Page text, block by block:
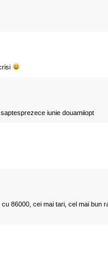
iunie douamiiopt
86000, cei mai tari, cel mai bun